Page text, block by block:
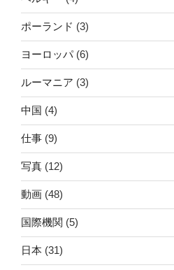
ポーランド (3)
ヨーロッパ(6)
ルーマニア (3)
中国 (4)
仕事 (9)
写真 (12)
動画 (48)
国際機関 (5)
日本 (31)